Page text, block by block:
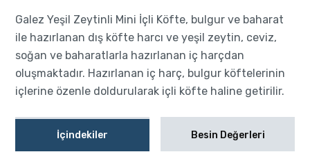
Galez Yeşil Zeytinli Mini İçli Köfte, bulgur ve baharat
ile hazırlanan dış köfte harcı ve yeşil zeytin, ceviz,
soğan ve baharatlarla hazırlanan iç harçdan
oluşmaktadır. Hazırlanan iç harç, bulgur köftelerinin
içlerine özenle doldurularak içli köfte haline getirilir.
İçindekiler Besin Değerleri